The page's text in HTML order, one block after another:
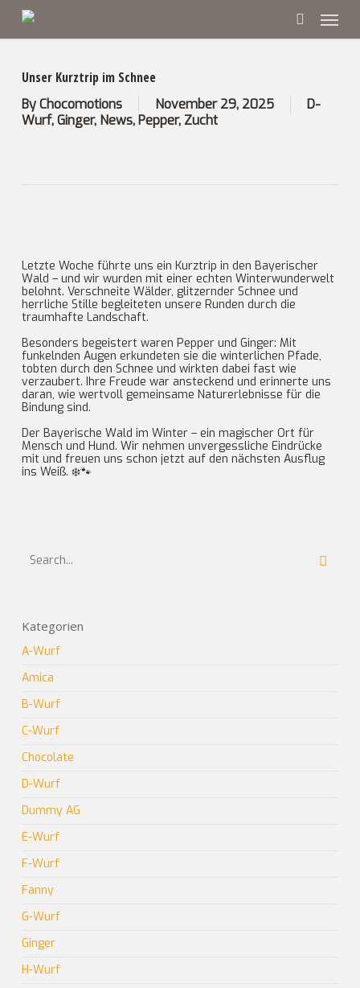
content
search
Menu
Unser Kurztrip im Schnee
ByChocomotions November 29, 2025
D-
Wurf,Ginger, News, Pepper, Zucht
Letzte Woche führte uns ein Kurztrip in den Bayerischer
Wald – und wir wurden mit einer echten Winterwunderwelt
belohnt. Verschneite Wälder, glitzernder Schnee und
herrliche Stille begleiteten unsere Runden durch die
traumhafte Landschaft.
Besonders begeistert waren Pepper und Ginger: Mit
funkelnden Augen erkundeten sie die winterlichen Pfade,
tobten durch den Schnee und wirkten dabei fast wie
verzaubert. Ihre Freude war ansteckend und erinnerte uns
daran, wie wertvoll gemeinsame Naturerlebnisse für die
Bindung sind.
Der Bayerische Wald im Winter – ein magischer Ort für
Mensch und Hund. Wir nehmen unvergessliche Eindrücke
mit und freuen uns schon jetzt auf den nächsten Ausflug
ins Weiß. ❄️🐾
Kategorien
A-Wurf
Amica
B-Wurf
C-Wurf
Chocolate
D-Wurf
Dummy AG
E-Wurf
F-Wurf
Fanny
G-Wurf
Ginger
H-Wurf